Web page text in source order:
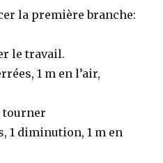
la première branche:
le travail.
1 m en l’air,
tourner
1 diminution, 1 m en